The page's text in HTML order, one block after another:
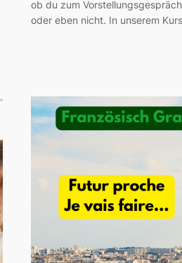
ob du zum
oder eben nicht. In unserem